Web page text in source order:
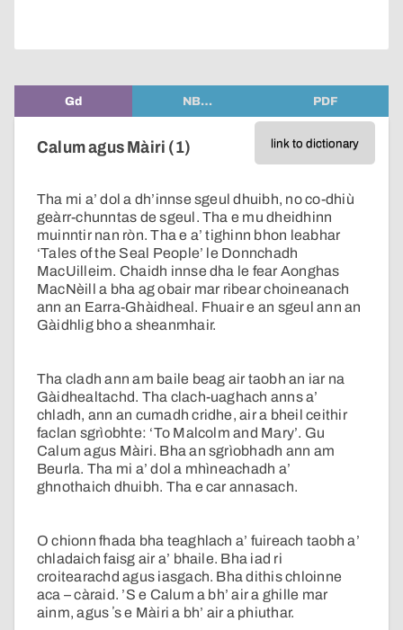
Gd NB… PDF
link to dictionary
Calum agus Màiri (1)
Tha mi a’ dol a dh’innse sgeul dhuibh, no co-dhiù
geàrr-chunntas de sgeul. Tha e mu dheidhinn
muinntir nan ròn. Tha e a’ tighinn bhon leabhar
‘Tales of the Seal People’ le Donnchadh
MacUilleim. Chaidh innse dha le fear Aonghas
MacNèill a bha ag obair mar ribear choineanach
ann an Earra-Ghàidheal. Fhuair e an sgeul ann an
Gàidhlig bho a sheanmhair.
Tha cladh ann am baile beag air taobh an iar na
Gàidhealtachd. Tha clach-uaghach anns a’
chladh, ann an cumadh cridhe, air a bheil ceithir
faclan sgrìobhte: ‘To Malcolm and Mary’. Gu
Calum agus Màiri. Bha an sgrìobhadh ann am
Beurla. Tha mi a’ dol a mhìneachadh a’
ghnothaich dhuibh. Tha e car annasach.
O chionn fhada bha teaghlach a’ fuireach taobh a’
chladaich faisg air a’ bhaile. Bha iad ri
croitearachd agus iasgach. Bha dithis chloinne
aca – càraid. ’S e Calum a bh’ air a ghille mar
ainm, agus ʼs e Màiri a bh’ air a phiuthar.